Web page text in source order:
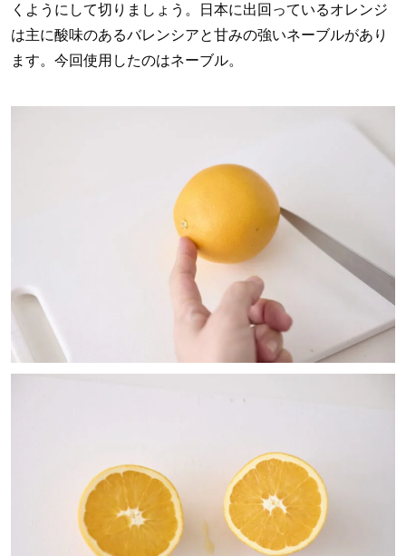
くようにして切りましょう。日本に出回っているオレンジ
は主に酸味のあるバレンシアと甘みの強いネーブルがあり
ます。今回使用したのはネーブル。